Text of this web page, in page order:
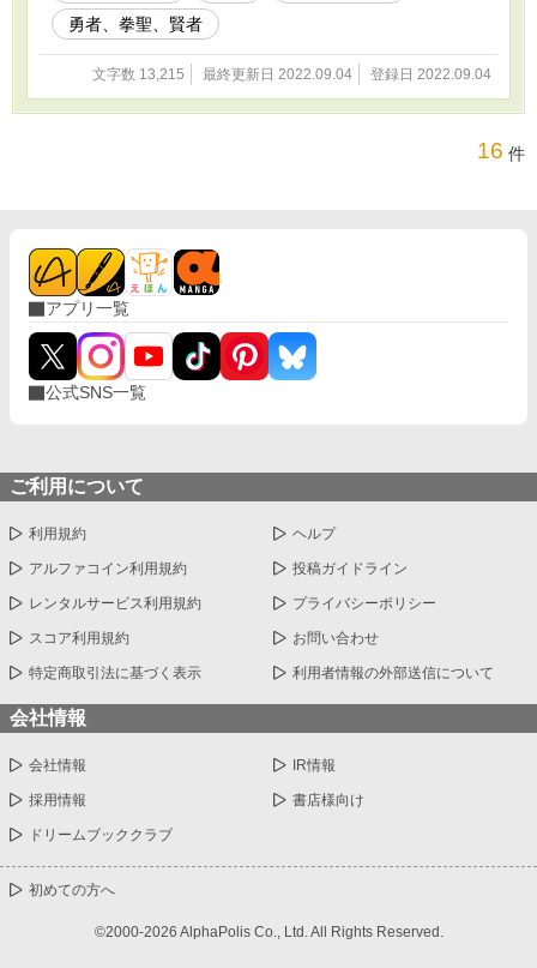
勇者、拳聖、賢者
文字数 13,215 最終更新日 2022.09.04 登録日 2022.09.04
16 件
アプリ一覧
公式SNS一覧
ご利用について
利用規約 ヘルプ
アルファコイン利用規約 投稿ガイドライン
レンタルサービス利用規約 プライバシーポリシー
スコア利用規約 お問い合わせ
特定商取引法に基づく表示 利用者情報の外部送信について
会社情報
会社情報 IR情報
採用情報 書店様向け
ドリームブッククラブ
初めての方へ
©2000-2026 AlphaPolis Co., Ltd. All Rights Reserved.